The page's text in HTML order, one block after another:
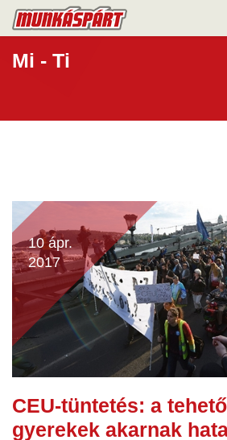
Mi - Ti
10 ápr.
2017
CEU-tüntetés: a
gyerekek akarnak